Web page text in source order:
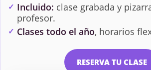
Incluido: clase grabada y
profesor.
Clases todo el año, horarios
RESERVA TU CLASE